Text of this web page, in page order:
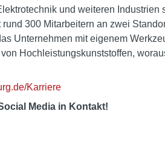
und weiteren Industrien
300 Mitarbeitern an zwei
Unternehmen mit eigenem
Hochleistungskunststoffen,
Karriere
Media in Kontakt!